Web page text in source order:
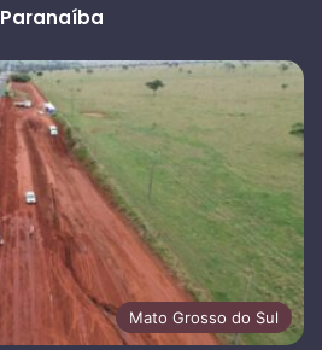
Paranaíba
Mato Grosso do Sul